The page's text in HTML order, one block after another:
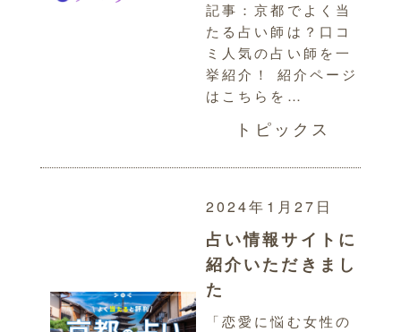
記事：京都でよく当
たる占い師は？口コ
ミ人気の占い師を一
挙紹介！ 紹介ページ
はこちらを…
トピックス
2024年1月27日
占い情報サイトに
紹介いただきまし
た
「恋愛に悩む女性の